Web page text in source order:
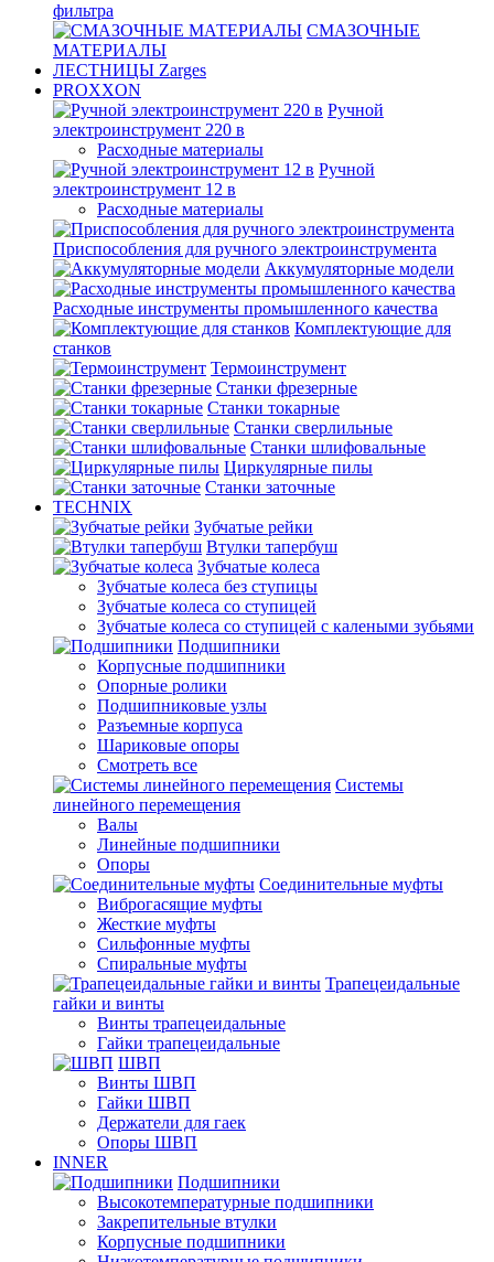
фильтра
СМАЗОЧНЫЕ
МАТЕРИАЛЫ
ЛЕСТНИЦЫ Zarges
PROXXON
Ручной
электроинструмент 220 в
Расходные материалы
Ручной
электроинструмент 12 в
Расходные материалы
Приспособления для ручного электроинструмента
Аккумуляторные модели
Расходные инструменты промышленного качества
Комплектующие для
станков
Термоинструмент
Станки фрезерные
Станки токарные
Станки сверлильные
Станки шлифовальные
Циркулярные пилы
Станки заточные
TECHNIX
Зубчатые рейки
Втулки тапербуш
Зубчатые колеса
Зубчатые колеса без ступицы
Зубчатые колеса со ступицей
Зубчатые колеса со ступицей с калеными зубьями
Подшипники
Корпусные подшипники
Опорные ролики
Подшипниковые узлы
Разъемные корпуса
Шариковые опоры
Смотреть все
Системы
линейного перемещения
Валы
Линейные подшипники
Опоры
Соединительные муфты
Виброгасящие муфты
Жесткие муфты
Сильфонные муфты
Спиральные муфты
Трапецеидальные
гайки и винты
Винты трапецеидальные
Гайки трапецеидальные
ШВП
Винты ШВП
Гайки ШВП
Держатели для гаек
Опоры ШВП
INNER
Подшипники
Высокотемпературные подшипники
Закрепительные втулки
Корпусные подшипники